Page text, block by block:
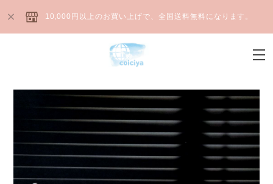
10,000円以上のお買い上げで、全国送料無料になります。